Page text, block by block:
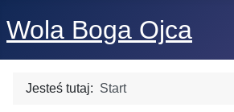
Wola Boga Ojca
Jesteś tutaj: Start